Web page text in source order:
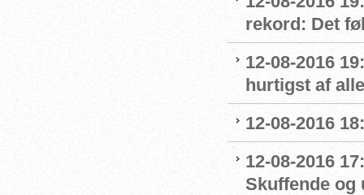
rekord: Det
12-08-2016
hurtigst af
12-08-2016
12-08-2016
Skuffende